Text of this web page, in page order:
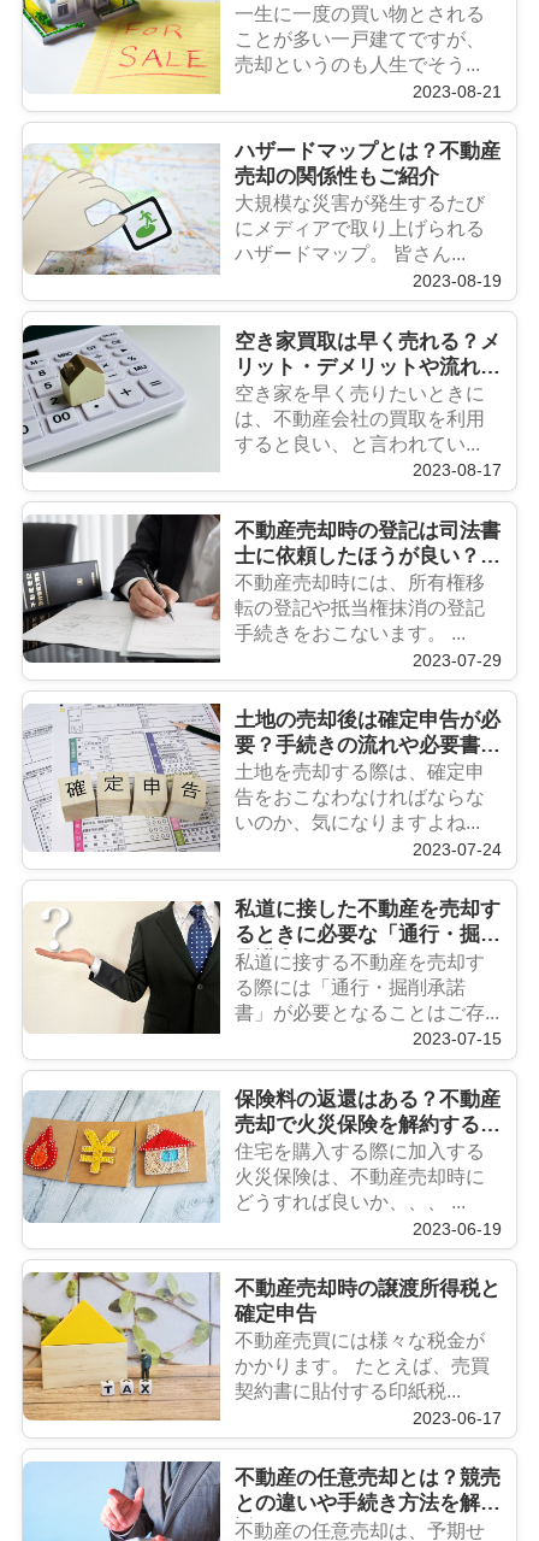
一生に一度の買い物とされる
ことが多い一戸建てですが、
売却というのも人生でそう...
2023-08-21
ハザードマップとは？不動産
売却の関係性もご紹介
大規模な災害が発生するたび
にメディアで取り上げられる
ハザードマップ。 皆さん...
2023-08-19
空き家買取は早く売れる？メ
リット・デメリットや流れを
解説
空き家を早く売りたいときに
は、不動産会社の買取を利用
すると良い、と言われてい...
2023-08-17
不動産売却時の登記は司法書
士に依頼したほうが良い？メ
リットや費用を解説
不動産売却時には、所有権移
転の登記や抵当権抹消の登記
手続きをおこないます。 ...
2023-07-29
土地の売却後は確定申告が必
要？手続きの流れや必要書類
を解説
土地を売却する際は、確定申
告をおこなわなければならな
いのか、気になりますよね...
2023-07-24
私道に接した不動産を売却す
るときに必要な「通行・掘削
承諾書」とは？
私道に接する不動産を売却す
る際には「通行・掘削承諾
書」が必要となることはご存...
2023-07-15
保険料の返還はある？不動産
売却で火災保険を解約するタ
イミング
住宅を購入する際に加入する
火災保険は、不動産売却時に
どうすれば良いか、、、 ...
2023-06-19
不動産売却時の譲渡所得税と
確定申告
不動産売買には様々な税金が
かかります。 たとえば、売買
契約書に貼付する印紙税...
2023-06-17
不動産の任意売却とは？競売
との違いや手続き方法を解
説！
不動産の任意売却は、予期せ